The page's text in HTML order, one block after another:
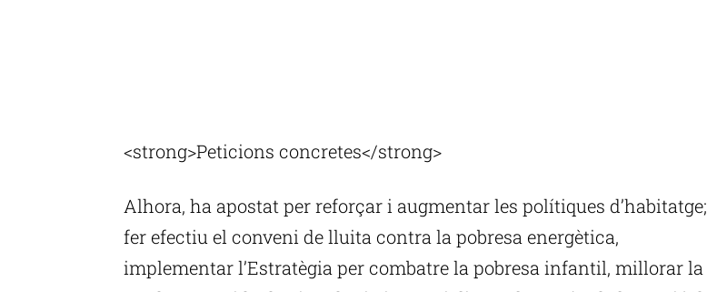
<strong>Peticions concretes</strong>
Alhora, ha apostat per reforçar i augmentar les polítiques d’habitatge;
fer efectiu el conveni de lluita contra la pobresa energètica,
implementar l’Estratègia per combatre la pobresa infantil, millorar la